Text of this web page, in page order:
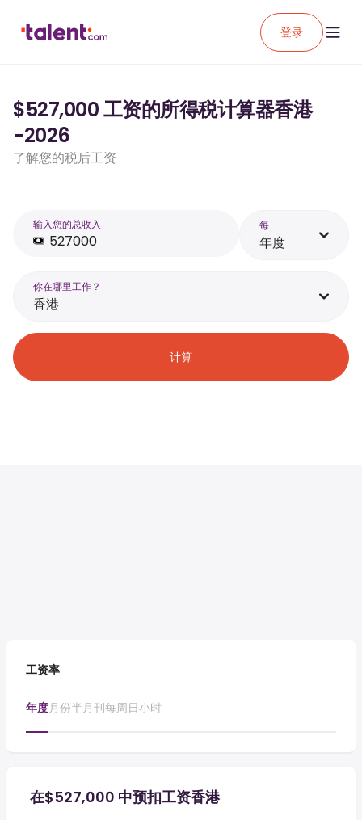
登录
$527,000 工资的所得税计算器香港
-2026
了解您的税后工资
输入您的总收入 每
年度
你在哪里工作？
香港
计算
工资率
年度月份半月刊每周日小时
在$527,000 中预扣工资香港